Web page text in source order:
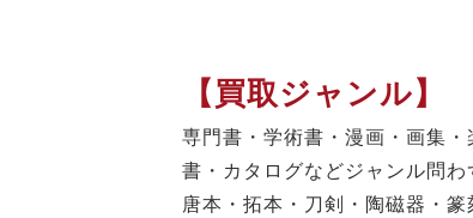
【買取ジャンル】
専門書・学術書・漫画・画集
書・カタログなどジャンル問わ
唐本・拓本・刀剣・陶磁器・